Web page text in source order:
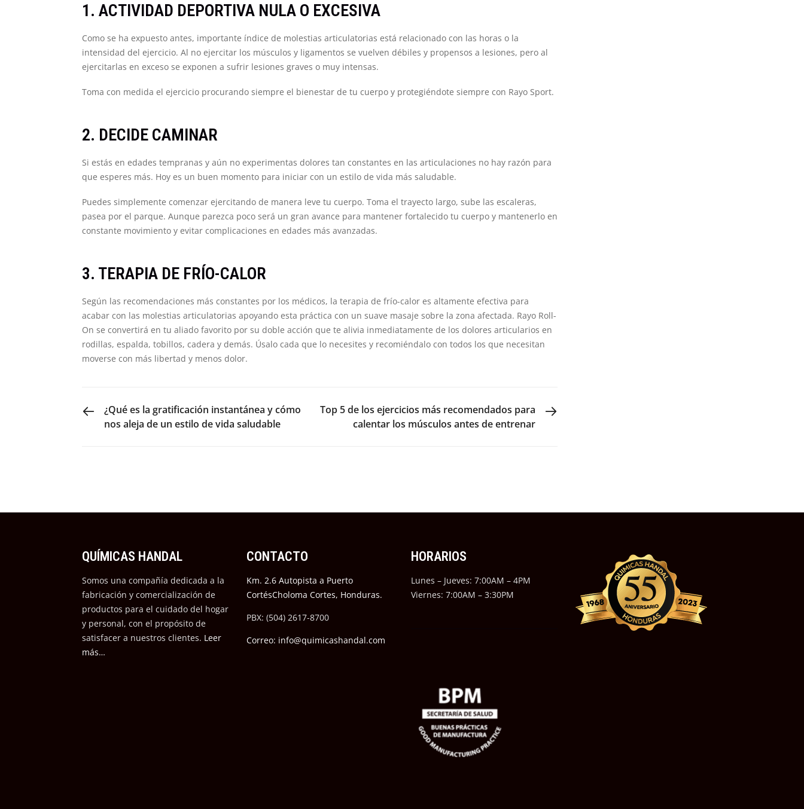
1. ACTIVIDAD DEPORTIVA NULA O EXCESIVA
Como se ha expuesto antes, importante índice de molestias articulatorias está relacionado con las horas o la
intensidad del ejercicio. Al no ejercitar los músculos y ligamentos se vuelven débiles y propensos a lesiones, pero al
ejercitarlas en exceso se exponen a sufrir lesiones graves o muy intensas.
Toma con medida el ejercicio procurando siempre el bienestar de tu cuerpo y protegiéndote siempre con Rayo Sport.
2. DECIDE CAMINAR
Si estás en edades tempranas y aún no experimentas dolores tan constantes en las articulaciones no hay razón para
que esperes más. Hoy es un buen momento para iniciar con un estilo de vida más saludable.
Puedes simplemente comenzar ejercitando de manera leve tu cuerpo. Toma el trayecto largo, sube las escaleras,
pasea por el parque. Aunque parezca poco será un gran avance para mantener fortalecido tu cuerpo y mantenerlo en
constante movimiento y evitar complicaciones en edades más avanzadas.
3. TERAPIA DE FRÍO-CALOR
Según las recomendaciones más constantes por los médicos, la terapia de frío-calor es altamente efectiva para
acabar con las molestias articulatorias apoyando esta práctica con un suave masaje sobre la zona afectada. Rayo Roll-
On se convertirá en tu aliado favorito por su doble acción que te alivia inmediatamente de los dolores articularios en
rodillas, espalda, tobillos, cadera y demás. Úsalo cada que lo necesites y recomiéndalo con todos los que necesitan
moverse con más libertad y menos dolor.
PREVIOUS POST
¿Qué es la gratificación instantánea y cómo
nos aleja de un estilo de vida saludable
NEXT POST
Top 5 de los ejercicios más recomendados para
calentar los músculos antes de entrenar
QUÍMICAS HANDAL
Somos una compañía dedicada a la
fabricación y comercialización de
productos para el cuidado del hogar
y personal, con el propósito de
satisfacer a nuestros clientes. Leer
más…
CONTACTO
Km. 2.6 Autopista a Puerto
CortésCholoma Cortes, Honduras.
PBX: (504) 2617-8700
Correo: info@quimicashandal.com
HORARIOS
Lunes – Jueves: 7:00AM – 4PM
Viernes: 7:00AM – 3:30PM